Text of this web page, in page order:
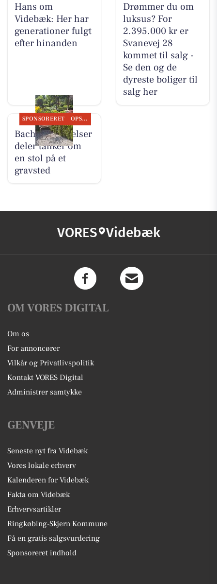
Hans om
Videbæk: Her har
generationer fulgt
efter hinanden
Drømmer du om
luksus? For
2.395.000 kr er
Svanevej 28
kommet til salg -
Se den og de
dyreste boliger til
salg her
SPONSORERET OPSLAGSTAVLEN
Bachs Begravelser
deler tanker om
en stol på et
gravsted
VORES Videbæk
OM VORES DIGITAL
Om os
For annoncører
Vilkår og Privatlivspolitik
Kontakt VORES Digital
Administrer samtykke
GENVEJE
Seneste nyt fra Videbæk
Vores lokale erhverv
Kalenderen for Videbæk
Fakta om Videbæk
Erhvervsartikler
Ringkøbing-Skjern Kommune
Få en gratis salgsvurdering
Sponsoreret indhold